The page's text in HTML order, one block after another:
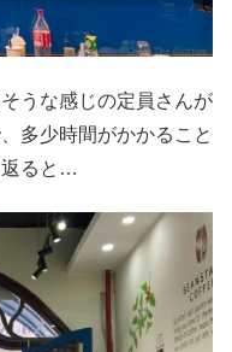
うな感じの定員さんが
多少時間がかかること
返ると…